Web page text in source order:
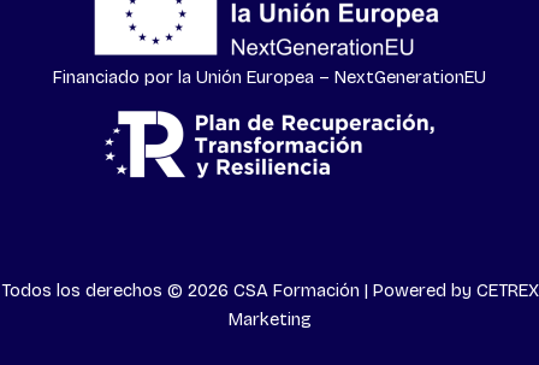
Financiado por la Unión Europea – NextGenerationEU
Todos los derechos © 2026 CSA Formación | Powered by CETREX
Marketing